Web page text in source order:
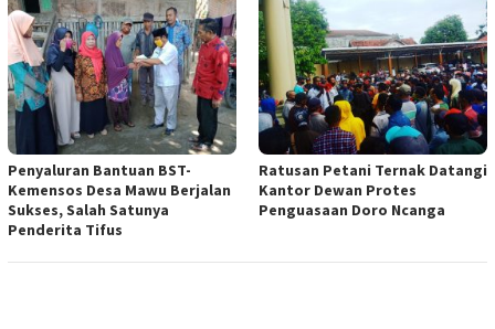
Penyaluran Bantuan BST-
Kemensos Desa Mawu Berjalan
Sukses, Salah Satunya
Penderita Tifus
Ratusan Petani Ternak Datangi
Kantor Dewan Protes
Penguasaan Doro Ncanga